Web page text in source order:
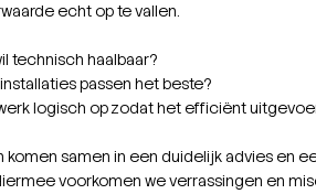
echt op te vallen.
technisch haalbaar?
passen het beste?
logisch op zodat het efficiënt
komen samen in een duidelijk advies en
voorkomen we verrassingen en